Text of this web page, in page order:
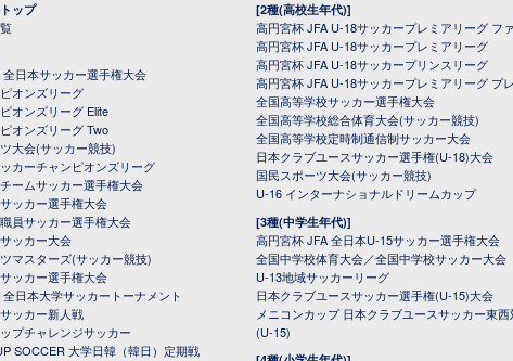
ップ
全日本サッカー選手権大会
オンズリーグ
オンズリーグ Elite
オンズリーグ Two
大会(サッカー競技)
カーチャンピオンズリーグ
ームサッカー選手権大会
ッカー選手権大会
員サッカー選手権大会
ッカー大会
マスターズ(サッカー競技)
ッカー選手権大会
日本大学サッカートーナメント
ッカー新人戦
プチャレンジサッカー
SOCCER 大学日韓（韓日）定期戦
[2種(高校生年代)]
高円宮杯 JFA U-18サッカープレミアリーグ フ
高円宮杯 JFA U-18サッカープレミアリーグ
高円宮杯 JFA U-18サッカープリンスリーグ
高円宮杯 JFA U-18サッカープレミアリーグ プ
全国高等学校サッカー選手権大会
全国高等学校総合体育大会(サッカー競技)
全国高等学校定時制通信制サッカー大会
日本クラブユースサッカー選手権(U-18)大会
国民スポーツ大会(サッカー競技)
U-16 インターナショナルドリームカップ
[3種(中学生年代)]
高円宮杯 JFA 全日本U-15サッカー選手権大会
全国中学校体育大会／全国中学校サッカー大会
U-13地域サッカーリーグ
日本クラブユースサッカー選手権(U-15)大会
メニコンカップ 日本クラブユースサッカー東
(U-15)